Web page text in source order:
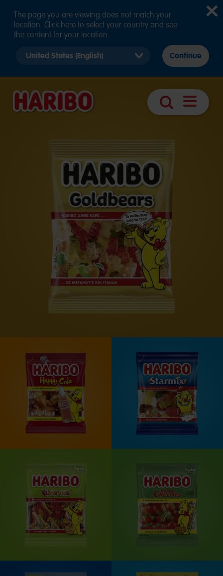
ΑναζήτησηΆνοιγμα
The page you are viewing does not match your
location. Click here to select your country and see
the content for your location.
country
Continue